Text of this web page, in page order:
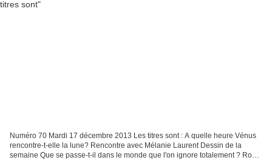
Numéro 70 Mardi 17 décembre 2013 Les titres sont : A quelle heure Vénus
rencontre-t-elle la lune? Rencontre avec Mélanie Laurent Dessin de la
semaine Que se passe-t-il dans le monde que l'on ignore totalement ? Royal